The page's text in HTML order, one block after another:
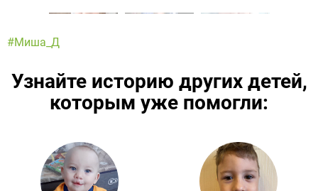
#Миша_Д
Узнайте историю других детей,
которым уже помогли:
Подробнее